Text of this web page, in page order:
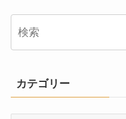
カテゴリー